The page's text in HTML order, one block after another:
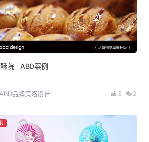
院 | ABD案例
ABD品牌策略设计 3 2